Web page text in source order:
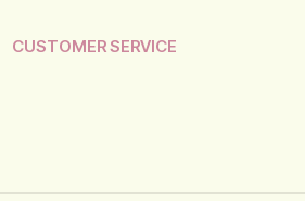
CUSTOMER SERVICE